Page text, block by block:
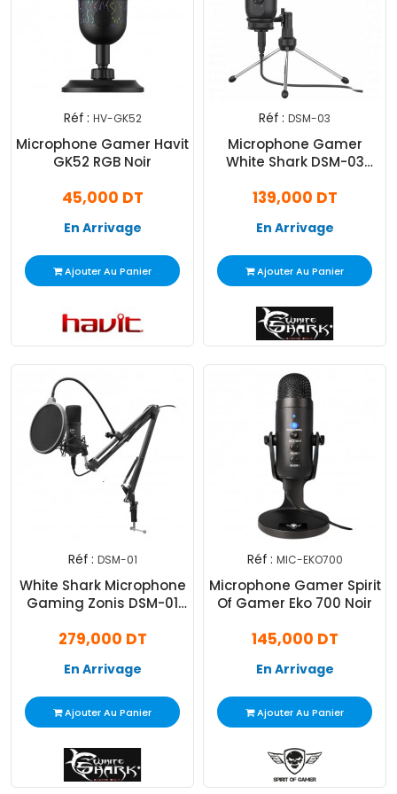
Réf : HV-GK52
Microphone Gamer Havit
GK52 RGB Noir
45,000 DT
En Arrivage
Ajouter Au Panier
Réf : DSM-03
Microphone Gamer
White Shark DSM-03
139,000 DT
En Arrivage
Ajouter Au Panier
Réf : DSM-01
White Shark Microphone
Gaming Zonis DSM-01
279,000 DT
En Arrivage
Ajouter Au Panier
Réf : MIC-EKO700
Microphone Gamer Spirit
Of Gamer Eko 700 Noir
145,000 DT
En Arrivage
Ajouter Au Panier